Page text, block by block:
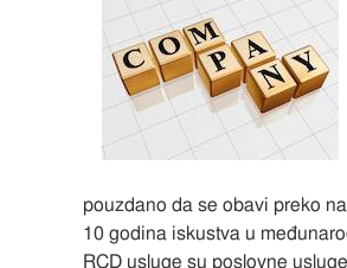
pouzdano da se obavi preko
10 godina iskustva u
RCD usluge su poslovne